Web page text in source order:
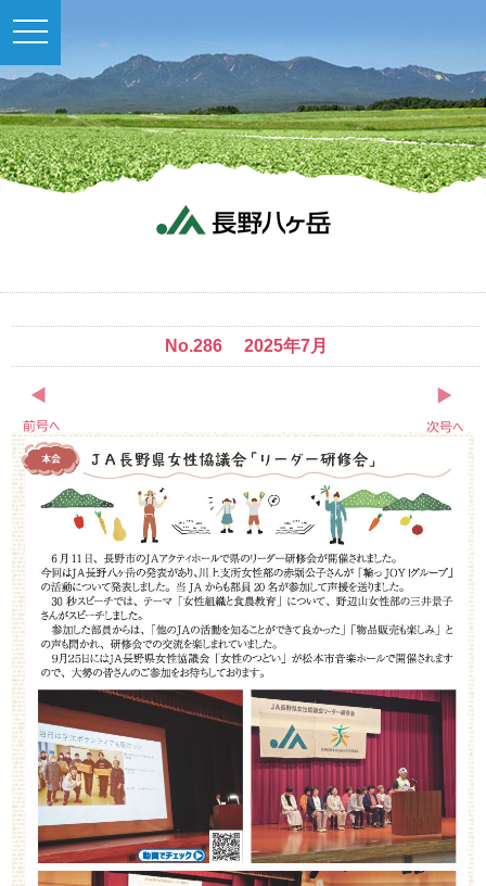
toggle
navigation
No.286 2025年7月